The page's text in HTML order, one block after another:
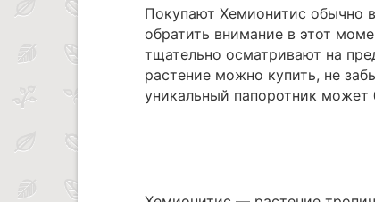
Покупают Хемионитис обычно
обратить внимание в этот
тщательно осматривают на
растение можно купить, не
уникальный папоротник